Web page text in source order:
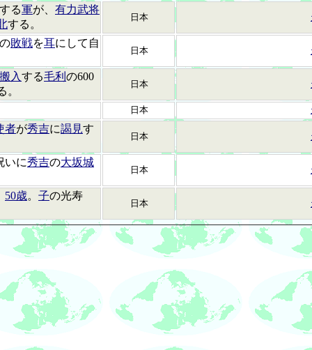
る軍が、 有力武将
する。
日本
の敗戦を耳にして自
日本
搬入する毛利 の600
。
日本
日本
者が秀吉に謁見す
日本
いに秀吉の大坂城
日本
50歳。 子の光寿
日本